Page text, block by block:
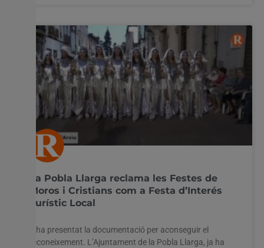
La Pobla Llarga reclama les Festes de
Moros i Cristians com a Festa d’Interés
Turístic Local
S’ha presentat la documentació per aconseguir el
reconeixement. L’Ajuntament de la Pobla Llarga, ja ha
Utilitzem cookies al nostre lloc web per oferir-vos
l'experiència més rellevant recordant les vostres preferències